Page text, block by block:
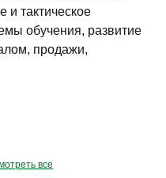
и тактическое
обучения, развитие
продажи,
все